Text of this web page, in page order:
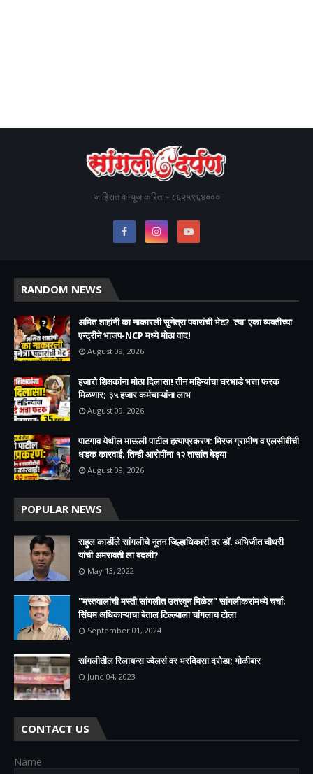
जाहिरात व न्यूज करिता - ८६२५९६४०००
RANDOM NEWS
अमित शाहांनी का नाकारली सुनेत्रा पवारांची भेट? 'त्या' एका व्यक्तीच्या
एन्ट्रीने भाजप-NCP मध्ये मोठा वाद!
August 09, 2026
हजारो शिक्षकांना मोठा दिलासा! तीन महिन्यांचा घरभाडे भत्ता फरक
मिळणार; ३५ हजार कर्मचाऱ्यांना लाभ
August 09, 2026
पाटगाव येथील माऊली पाटील हत्याप्रकरण: मिरज ग्रामीण व एलसीबीची
धडक कारवाई; तिन्ही आरोपींना १२ तासांत बेड्या
August 09, 2026
POPULAR NEWS
राहुल कार्डीले सांगलीचे नूतन जिल्हाधिकारी तर डॉ. अभिजीत चौधरी
यांची अमरावती ला बदली?
May 13, 2022
"मस्तवालांची मस्ती सांगलीत उतरवून मिळेल" सांगलीकरांमध्ये चर्चा;
सिंघम अधिकाऱ्याचा बेताल टिल्ल्याला चांगलाच टोला
September 01, 2024
सांगलीतील रिलायन्स ज्वेलर्स वर भरदिवसा दरोडा; गोळीबार
June 04, 2023
CONTACT US
Name